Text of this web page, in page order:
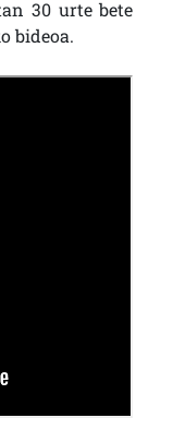
30 urte bete
bideoa.